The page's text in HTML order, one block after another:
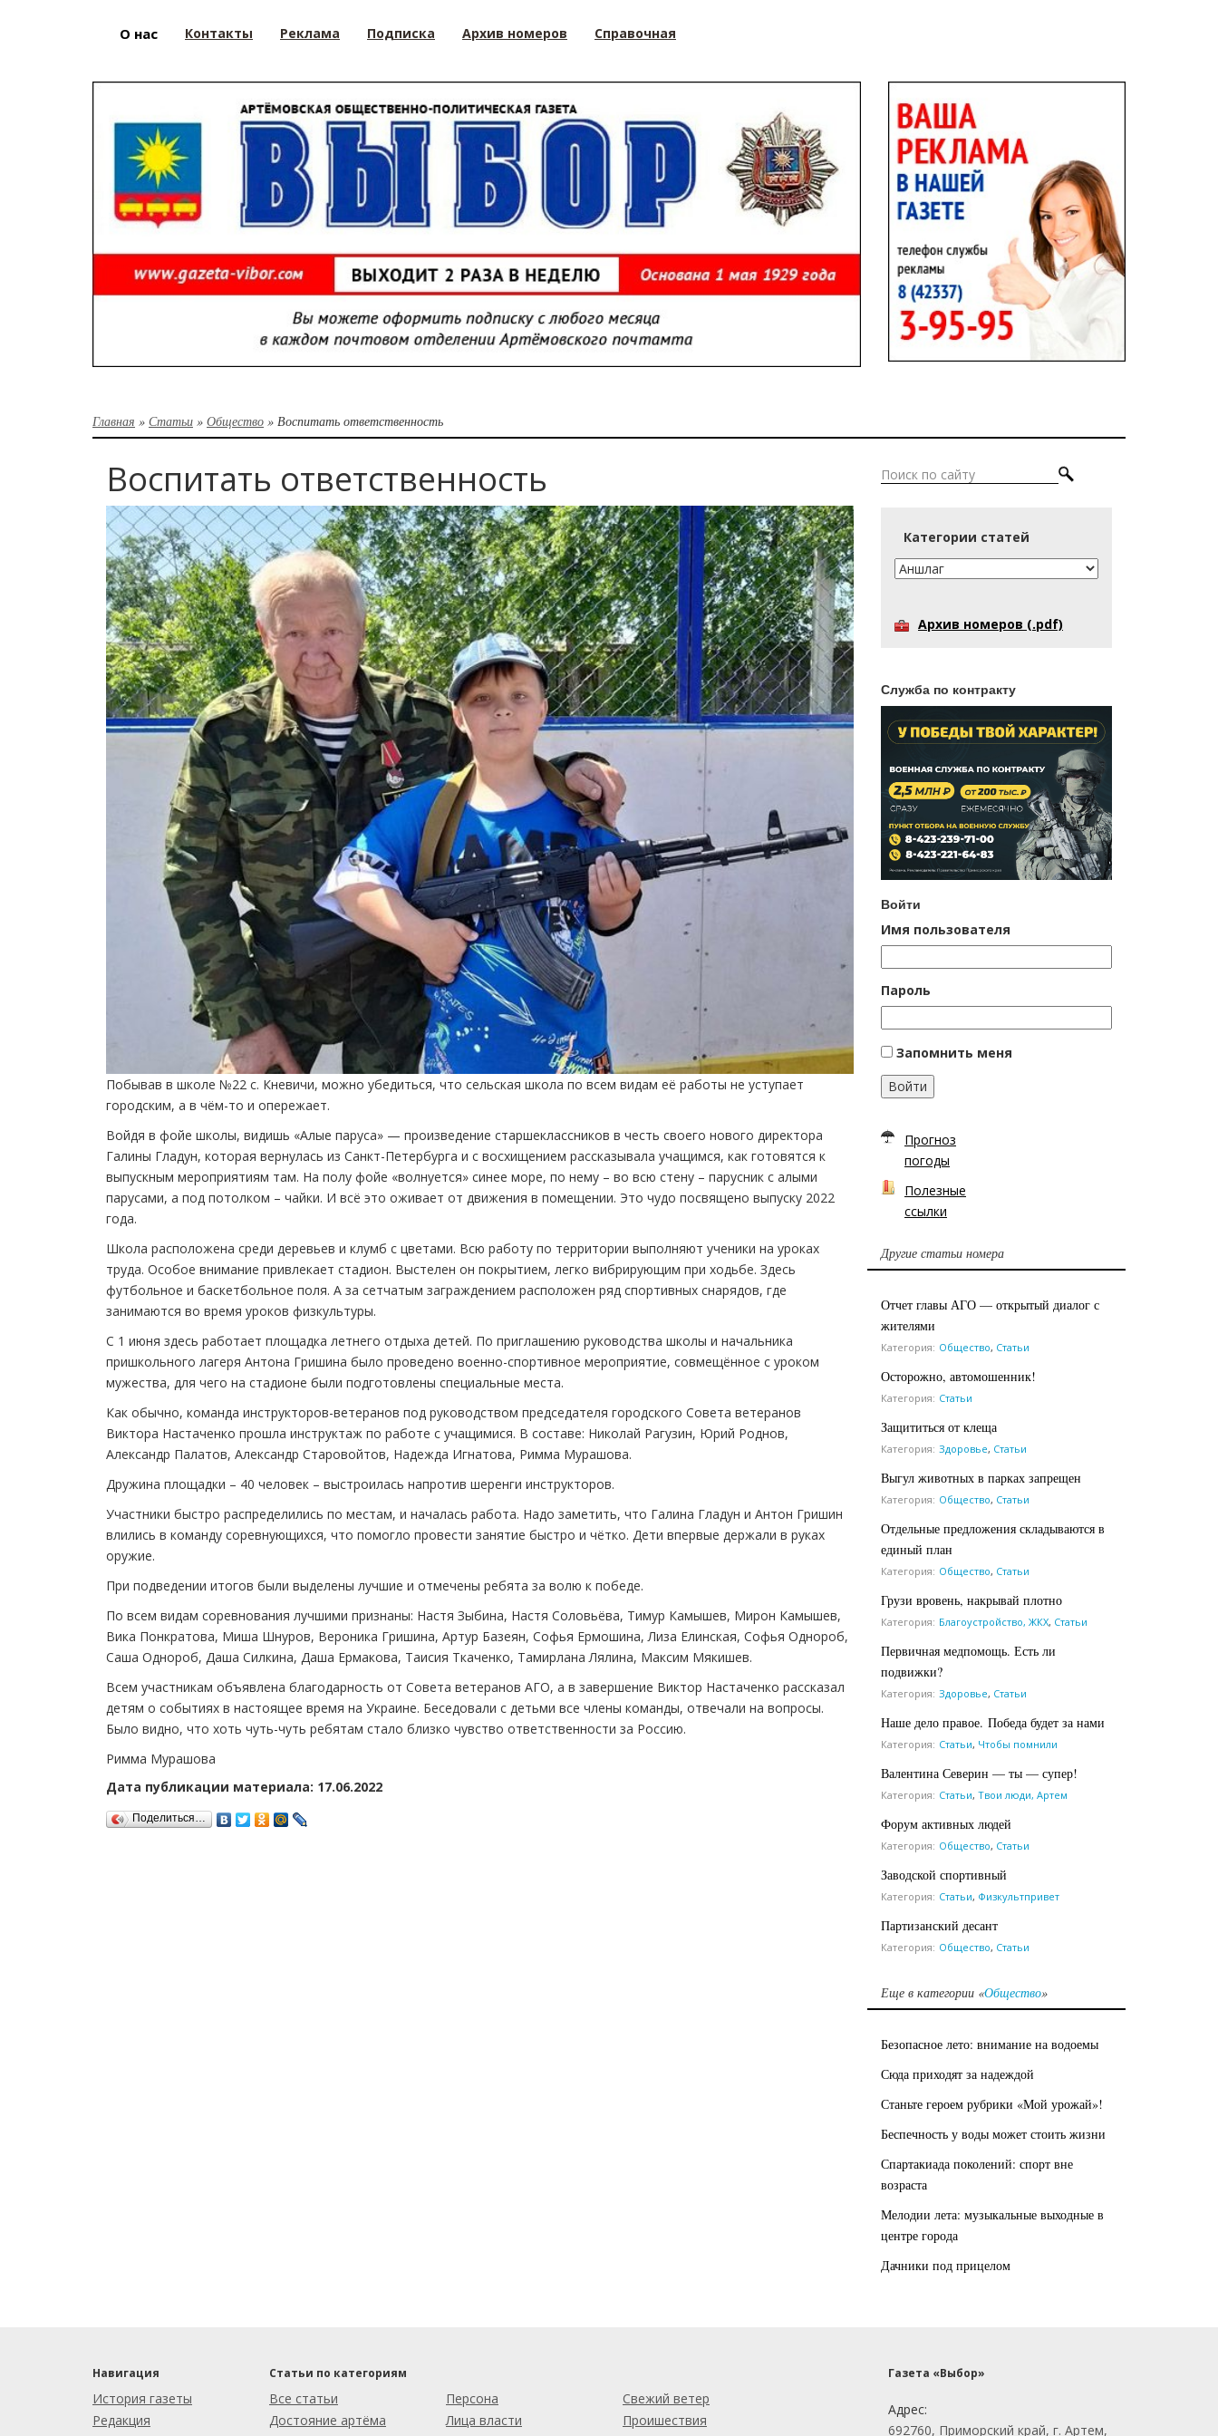
О нас Контакты Реклама Подписка Архив номеров Справочная
Главная » Статьи » Общество » Воспитать ответственность
Воспитать ответственность
Побывав в школе №22 с. Кневичи, можно убедиться, что сельская школа по всем видам её работы не уступает
городским, а в чём-то и опережает.
Войдя в фойе школы, видишь «Алые паруса» — произведение старшеклассников в честь своего нового директора
Галины Гладун, которая вернулась из Санкт-Петербурга и с восхищением рассказывала учащимся, как готовятся к
выпускным мероприятиям там. На полу фойе «волнуется» синее море, по нему – во всю стену – парусник с алыми
парусами, а под потолком – чайки. И всё это оживает от движения в помещении. Это чудо посвящено выпуску 2022
года.
Школа расположена среди деревьев и клумб с цветами. Всю работу по территории выполняют ученики на уроках
труда. Особое внимание привлекает стадион. Выстелен он покрытием, легко вибрирующим при ходьбе. Здесь
футбольное и баскетбольное поля. А за сетчатым заграждением расположен ряд спортивных снарядов, где
занимаются во время уроков физкультуры.
С 1 июня здесь работает площадка летнего отдыха детей. По приглашению руководства школы и начальника
пришкольного лагеря Антона Гришина было проведено военно-спортивное мероприятие, совмещённое с уроком
мужества, для чего на стадионе были подготовлены специальные места.
Как обычно, команда инструкторов-ветеранов под руководством председателя городского Совета ветеранов
Виктора Настаченко прошла инструктаж по работе с учащимися. В составе: Николай Рагузин, Юрий Роднов,
Александр Палатов, Александр Старовойтов, Надежда Игнатова, Римма Мурашова.
Дружина площадки – 40 человек – выстроилась напротив шеренги инструкторов.
Участники быстро распределились по местам, и началась работа. Надо заметить, что Галина Гладун и Антон Гришин
влились в команду соревнующихся, что помогло провести занятие быстро и чётко. Дети впервые держали в руках
оружие.
При подведении итогов были выделены лучшие и отмечены ребята за волю к победе.
По всем видам соревнования лучшими признаны: Настя Зыбина, Настя Соловьёва, Тимур Камышев, Мирон Камышев,
Вика Понкратова, Миша Шнуров, Вероника Гришина, Артур Базеян, Софья Ермошина, Лиза Елинская, Софья Однороб,
Саша Однороб, Даша Силкина, Даша Ермакова, Таисия Ткаченко, Тамирлана Лялина, Максим Мякишев.
Всем участникам объявлена благодарность от Совета ветеранов АГО, а в завершение Виктор Настаченко рассказал
детям о событиях в настоящее время на Украине. Беседовали с детьми все члены команды, отвечали на вопросы.
Было видно, что хоть чуть-чуть ребятам стало близко чувство ответственности за Россию.
Римма Мурашова
Дата публикации материала: 17.06.2022
Поделиться…
Категории статей
Архив номеров (.pdf)
Служба по контракту
Войти
Имя пользователя
Пароль
Запомнить меня
Войти
Прогноз
погоды
Полезные
ссылки
Другие статьи номера
Отчет главы АГО — открытый диалог с
жителями
Категория: Общество, Статьи
Осторожно, автомошенник!
Категория: Статьи
Защититься от клеща
Категория: Здоровье, Статьи
Выгул животных в парках запрещен
Категория: Общество, Статьи
Отдельные предложения складываются в
единый план
Категория: Общество, Статьи
Грузи вровень, накрывай плотно
Категория: Благоустройство, ЖКХ, Статьи
Первичная медпомощь. Есть ли
подвижки?
Категория: Здоровье, Статьи
Наше дело правое. Победа будет за нами
Категория: Статьи, Чтобы помнили
Валентина Северин — ты — супер!
Категория: Статьи, Твои люди, Артем
Форум активных людей
Категория: Общество, Статьи
Заводской спортивный
Категория: Статьи, Физкультпривет
Партизанский десант
Категория: Общество, Статьи
Еще в категории «Общество»
Безопасное лето: внимание на водоемы
Сюда приходят за надеждой
Станьте героем рубрики «Мой урожай»!
Беспечность у воды может стоить жизни
Спартакиада поколений: спорт вне
возраста
Мелодии лета: музыкальные выходные в
центре города
Дачники под прицелом
Навигация
История газеты
Редакция
Статьи по категориям
Все статьи
Достояние артёма
Персона
Лица власти
Свежий ветер
Проишествия
Газета «Выбор»
Адрес:
692760, Приморский край, г. Артем,